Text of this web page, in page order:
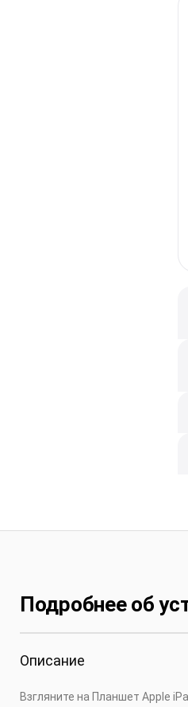
Подробнее об
Описание
Взгляните на Планшет Apple